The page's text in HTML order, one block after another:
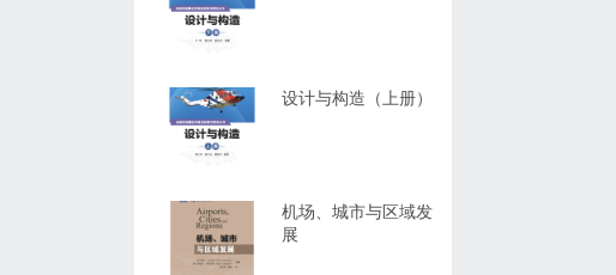
设计与构造（上册）
机场、城市与区域发
展